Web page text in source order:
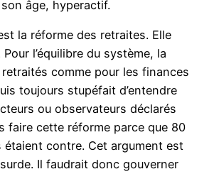
âge, hyperactif.
la réforme des retraites. Elle
l’équilibre du système, la
comme pour les finances
toujours stupéfait d’entendre
ou observateurs déclarés
faire cette réforme parce que 80
étaient contre. Cet argument est
Il faudrait donc gouverner